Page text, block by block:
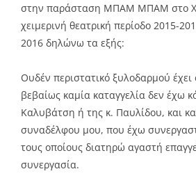
στην παράσταση ΜΠΑΜ ΜΠΑΜ στο
χειμερινή θεατρική περίοδο 2015-
2016 δηλώνω τα εξής:
Oυδέν περιστατικό ξυλοδαρμού
βεβαίως καμία καταγγελία δεν έχω
Καλυβάτση ή της κ. Παυλίδου, και
συναδέλφου μου, που έχω
τους οποίους διατηρώ αγαστή
συνεργασία.